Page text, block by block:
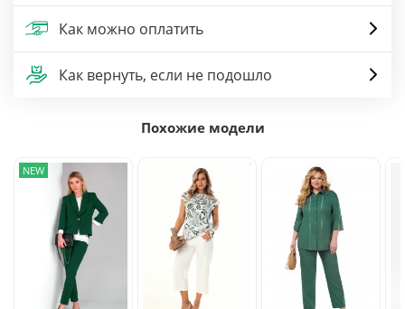
Как можно оплатить
Как вернуть, если не подошло
Похожие модели
NEW